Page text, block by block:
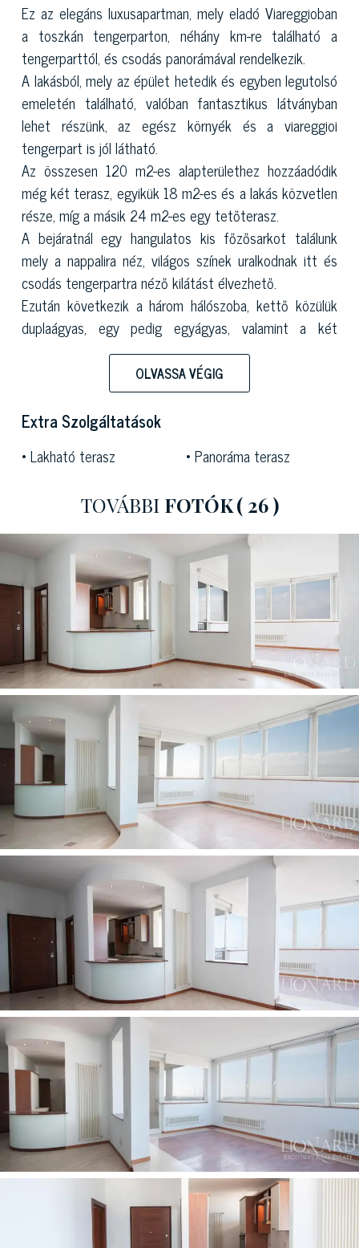
Ez az elegáns luxusapartman, mely eladó Viareggioban
a toszkán tengerparton, néhány km-re található a
tengerparttól, és csodás panorámával rendelkezik.
A lakásból, mely az épület hetedik és egyben legutolsó
emeletén található, valóban fantasztikus látványban
lehet részünk, az egész környék és a viareggioi
tengerpart is jól látható.
Az összesen 120 m2-es alapterülethez hozzáadódik
még két terasz, egyikük 18 m2-es és a lakás közvetlen
része, míg a másik 24 m2-es egy tetőterasz.
A bejáratnál egy hangulatos kis főzősarkot találunk
mely a nappalira néz, világos színek uralkodnak itt és
csodás tengerpartra néző kilátást élvezhető.
Ezután következik a három hálószoba, kettő közülük
duplaágyas, egy pedig egyágyas, valamint a két
A belső terek hihetetlenül világosak, tágasak és
szellősek, jó elosztásúak és igen hangulatosak.
A magaslati pozíció garantálja a magánszféra és a lenti
védelmet.
tetőtérben lévő luxusapartman, mely hihetetlenül jó
helyen van, egy olyan exkluzív helyen, mely az évek
során sosem veszített jelentőségéből, s mai is az egyik
legismertebb és legkeresettebb vidék.
OLVASSA VÉGIG
Extra Szolgáltatások
Lakható terasz Panoráma terasz
TOVÁBBI FOTÓK( 26 )